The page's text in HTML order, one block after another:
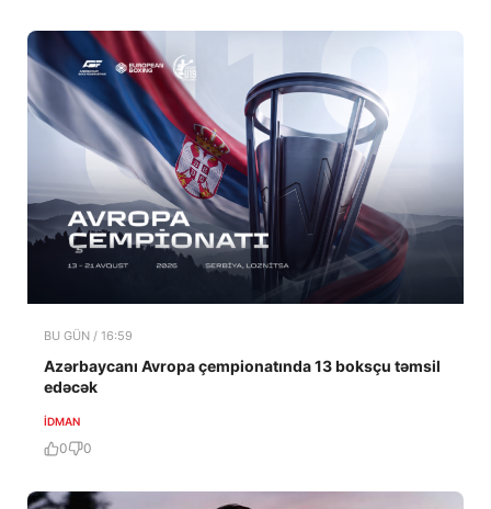
BU GÜN / 16:59
Azərbaycanı Avropa çempionatında 13 boksçu təmsil
edəcək
İDMAN
0 0